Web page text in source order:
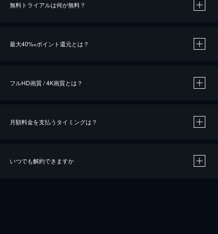
無料トライアルは何が無料？
最大40%※ポイント還元とは？
※40％ポイント還元の対象は、クレジットカード決済による作品の購入 / レンタルです。
フルHD画質 / 4K画質とは？
月額料金を支払うタイミングは？
いつでも解約できますか